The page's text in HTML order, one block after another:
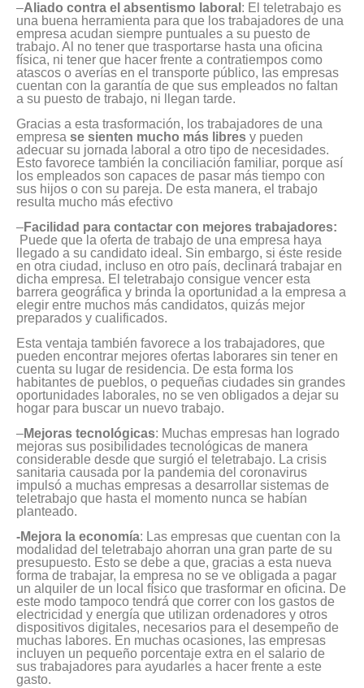
–Aliado contra el absentismo laboral : El teletrabajo es
una buena herramienta para que los trabajadores de una
empresa acudan siempre puntuales a su puesto de
trabajo. Al no tener que trasportarse hasta una oficina
física, ni tener que hacer frente a contratiempos como
atascos o averías en el transporte público, las empresas
cuentan con la garantía de que sus empleados no faltan
a su puesto de trabajo, ni llegan tarde.
Gracias a esta trasformación, los trabajadores de una
empresa se sienten mucho más libres y pueden
adecuar su jornada laboral a otro tipo de necesidades.
Esto favorece también la conciliación familiar, porque así
los empleados son capaces de pasar más tiempo con
sus hijos o con su pareja. De esta manera, el trabajo
resulta mucho más efectivo
–Facilidad para contactar con mejores trabajadores:
Puede que la oferta de trabajo de una empresa haya
llegado a su candidato ideal. Sin embargo, si éste reside
en otra ciudad, incluso en otro país, declinará trabajar en
dicha empresa. El teletrabajo consigue vencer esta
barrera geográfica y brinda la oportunidad a la empresa a
elegir entre muchos más candidatos, quizás mejor
preparados y cualificados.
Esta ventaja también favorece a los trabajadores, que
pueden encontrar mejores ofertas laborares sin tener en
cuenta su lugar de residencia. De esta forma los
habitantes de pueblos, o pequeñas ciudades sin grandes
oportunidades laborales, no se ven obligados a dejar su
hogar para buscar un nuevo trabajo.
–Mejoras tecnológicas: Muchas empresas han logrado
mejoras sus posibilidades tecnológicas de manera
considerable desde que surgió el teletrabajo. La crisis
sanitaria causada por la pandemia del coronavirus
impulsó a muchas empresas a desarrollar sistemas de
teletrabajo que hasta el momento nunca se habían
planteado.
-Mejora la economía: Las empresas que cuentan con la
modalidad del teletrabajo ahorran una gran parte de su
presupuesto. Esto se debe a que, gracias a esta nueva
forma de trabajar, la empresa no se ve obligada a pagar
un alquiler de un local físico que trasformar en oficina. De
este modo tampoco tendrá que correr con los gastos de
electricidad y energía que utilizan ordenadores y otros
dispositivos digitales, necesarios para el desempeño de
muchas labores. En muchas ocasiones, las empresas
incluyen un pequeño porcentaje extra en el salario de
sus trabajadores para ayudarles a hacer frente a este
gasto.